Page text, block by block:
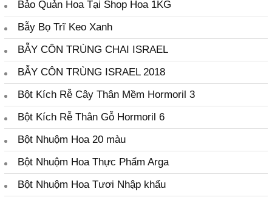
2. BỘT NHUỘM HOA ISRAEL
12 TOG XỬ LÝ HOA TẠI VƯỜN
GROWERS
TOG 6 dùng Rữa Hoa CLO
TOG 10 Dưỡng Hoa Hồng
TOG STAR Hoa Hồng Kho
Lạnh
TOG L103 Kiềm Hoa Lily
TOG 75 Ức Chế Ethylene Hoa
Bảo Quản Hoa Tại Shop Hoa 1KG
Bẫy Bọ Trĩ Keo Xanh
BẪY CÔN TRÙNG CHAI ISRAEL
BẪY CÔN TRÙNG ISRAEL 2018
Bột Kích Rễ Cây Thân Mềm Hormoril 3
Bột Kích Rễ Thân Gỗ Hormoril 6
Bột Nhuộm Hoa 20 màu
Bột Nhuộm Hoa Thực Phẩm Arga
Bột Nhuộm Hoa Tươi Nhập khẩu